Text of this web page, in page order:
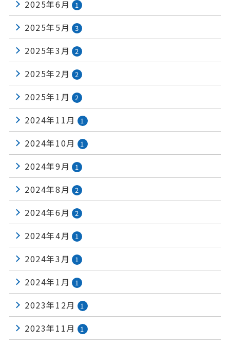
2025年6月 1
2025年5月 3
2025年3月 2
2025年2月 2
2025年1月 2
2024年11月 1
2024年10月 1
2024年9月 1
2024年8月 2
2024年6月 2
2024年4月 1
2024年3月 1
2024年1月 1
2023年12月 1
2023年11月 1